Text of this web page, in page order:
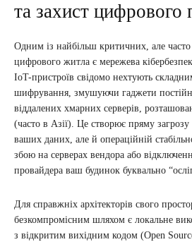
та захист цифрового
Одним із найбільш критичних, але часто
цифрового житла є мережева
IoT-пристроїв свідомо нехтують
шифрування, змушуючи гаджети
віддалених хмарних серверів,
(часто в Азії). Це створює пряму
ваших даних, але й операційній
збою на серверах вендора або
провайдера ваш будинок буквально
Для справжніх архітекторів свого
безкомпромісним шляхом є локальне
з відкритим вихідним кодом (Open